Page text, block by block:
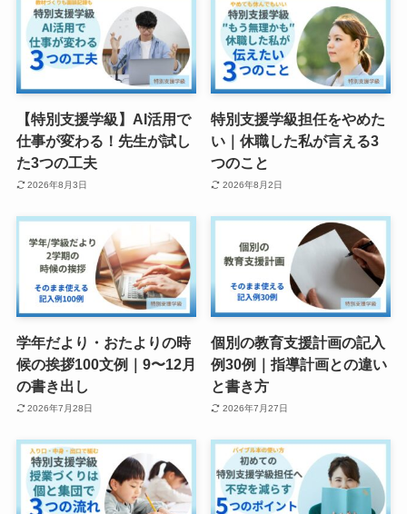
【特別支援学級】AI活用で
仕事が変わる！先生が試し
た3つの工夫
2026年8月3日
特別支援学級担任をやめた
い｜休職した私が言える3
つのこと
2026年8月2日
学年だより・おたよりの時
候の挨拶100文例｜9〜12月
の書き出し
2026年7月28日
個別の教育支援計画の記入
例30例｜指導計画との違い
と書き方
2026年7月27日